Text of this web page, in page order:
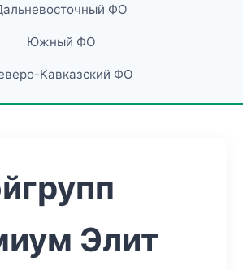
ФО
Южный ФО
Кавказский ФО
Элит